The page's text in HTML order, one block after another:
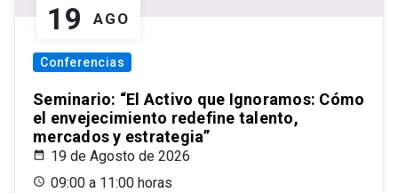
19 AGO
Conferencias
Seminario: “El Activo que Ignoramos: Cómo
el envejecimiento redefine talento,
mercados y estrategia”
19 de Agosto de 2026
09:00 a 11:00 horas